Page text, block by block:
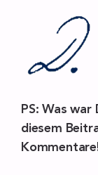
PS: Was
diesem